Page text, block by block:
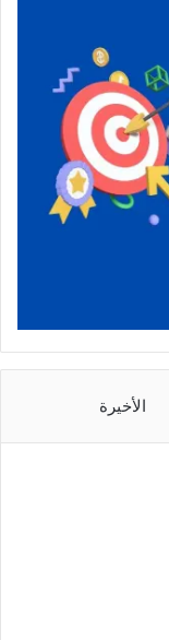
الأخيرة